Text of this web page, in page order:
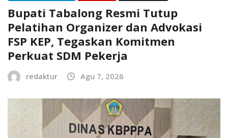
Bupati Tabalong Resmi Tutup
Pelatihan Organizer dan Advokasi
FSP KEP, Tegaskan Komitmen
Perkuat SDM Pekerja
redaktur Agu 7, 2026